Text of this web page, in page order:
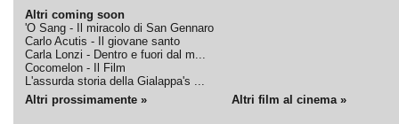
Altri coming soon
'O Sang - Il miracolo di San Gennaro
Carlo Acutis - Il giovane santo
Carla Lonzi - Dentro e fuori dal m...
Cocomelon - Il Film
L'assurda storia della Gialappa's ...
Altri prossimamente » Altri film al cinema »